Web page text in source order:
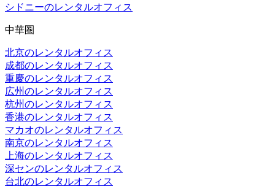
シドニーのレンタルオフィス
中華圏
北京のレンタルオフィス
成都のレンタルオフィス
重慶のレンタルオフィス
広州のレンタルオフィス
杭州のレンタルオフィス
香港のレンタルオフィス
マカオのレンタルオフィス
南京のレンタルオフィス
上海のレンタルオフィス
深センのレンタルオフィス
台北のレンタルオフィス